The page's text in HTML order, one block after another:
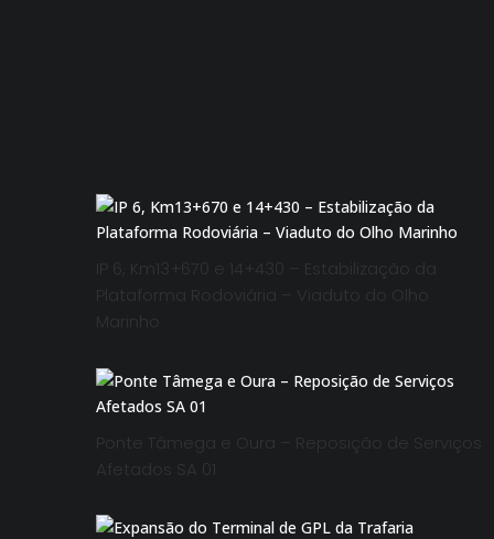
IP 6, Km13+670 e 14+430 – Estabilização da
Plataforma Rodoviária – Viaduto do Olho
Marinho
Ponte Tâmega e Oura – Reposição de Serviços
Afetados SA 01